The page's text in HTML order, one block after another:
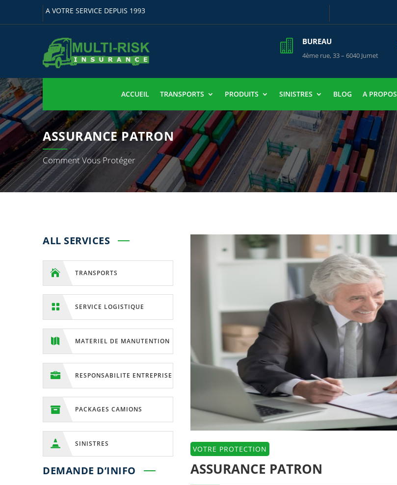
A VOTRE SERVICE DEPUIS 1993
 BUREAU
4ème rue, 33 – 6040 Jumet
ACCUEIL TRANSPORTS PRODUITS SINISTRES BLOG A PROPOS
ASSURANCE PATRON
Comment Vous Protéger
ALL SERVICES
 TRANSPORTS
 SERVICE LOGISTIQUE
 MATERIEL DE MANUTENTION
 RESPONSABILITE ENTREPRISE
 PACKAGES CAMIONS
 SINISTRES
DEMANDE D’INIFO
VOTRE PROTECTION
ASSURANCE PATRON